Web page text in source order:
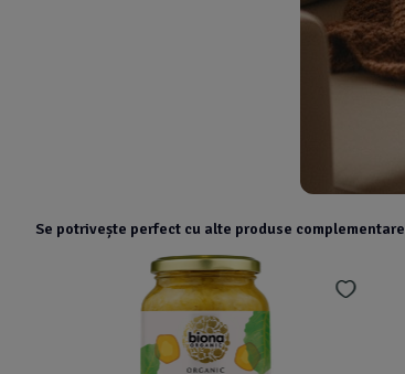
Se potrivește perfect cu alte produse complementare